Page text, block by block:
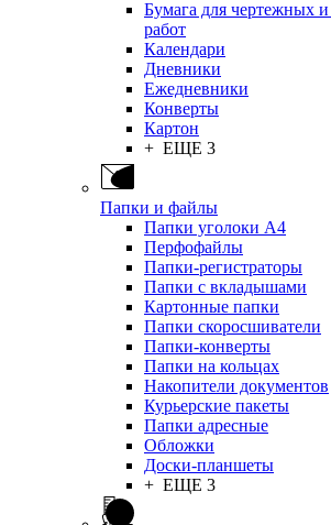
Бумага для чертежных
работ
Календари
Дневники
Ежедневники
Конверты
Картон
+ ЕЩЕ 3
Папки и файлы
Папки уголоки А4
Перфофайлы
Папки-регистраторы
Папки с вкладышами
Картонные папки
Папки скоросшиватели
Папки-конверты
Папки на кольцах
Накопители документов
Курьерские пакеты
Папки адресные
Обложки
Доски-планшеты
+ ЕЩЕ 3